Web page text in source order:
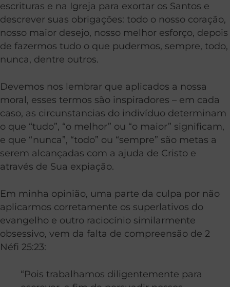
escrituras e na Igreja para exortar os Santos e
descrever suas obrigações: todo o nosso coração,
nosso maior desejo, nosso melhor esforço, depois
de fazermos tudo o que pudermos, sempre, todo,
nunca, dentre outros.
Devemos nos lembrar que aplicados a nossa
moral, esses termos são inspiradores – em cada
caso, as circunstancias do indivíduo determinam
o que “tudo”, “o melhor” ou “o maior” significam,
e que “nunca”, “todo” ou “sempre” são metas a
serem alcançadas com a ajuda de Cristo e
através de Sua expiação.
Em minha opinião, uma parte da culpa por não
aplicarmos corretamente os superlativos do
evangelho e outro raciocínio similarmente
obsessivo, vem da falta de compreensão de 2
Néfi 25:23:
“Pois trabalhamos diligentemente para